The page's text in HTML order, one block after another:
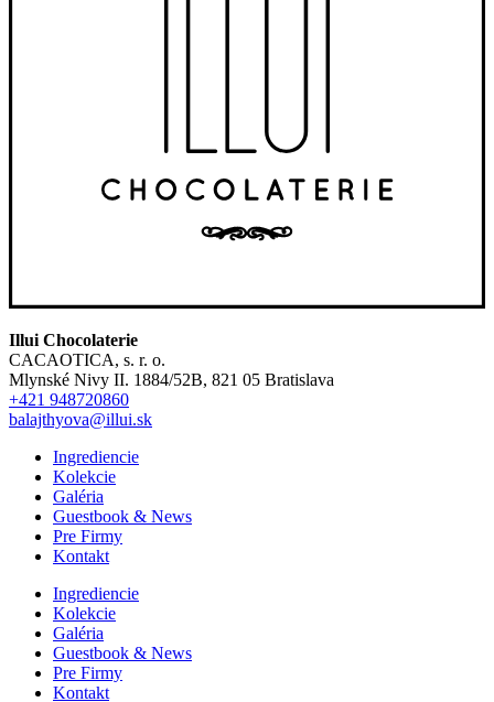
Illui Chocolaterie
CACAOTICA, s. r. o.
Mlynské Nivy II. 1884/52B, 821 05 Bratislava
+421 948720860
balajthyova@illui.sk
Ingrediencie
Kolekcie
Galéria
Guestbook & News
Pre Firmy
Kontakt
Ingrediencie
Kolekcie
Galéria
Guestbook & News
Pre Firmy
Kontakt